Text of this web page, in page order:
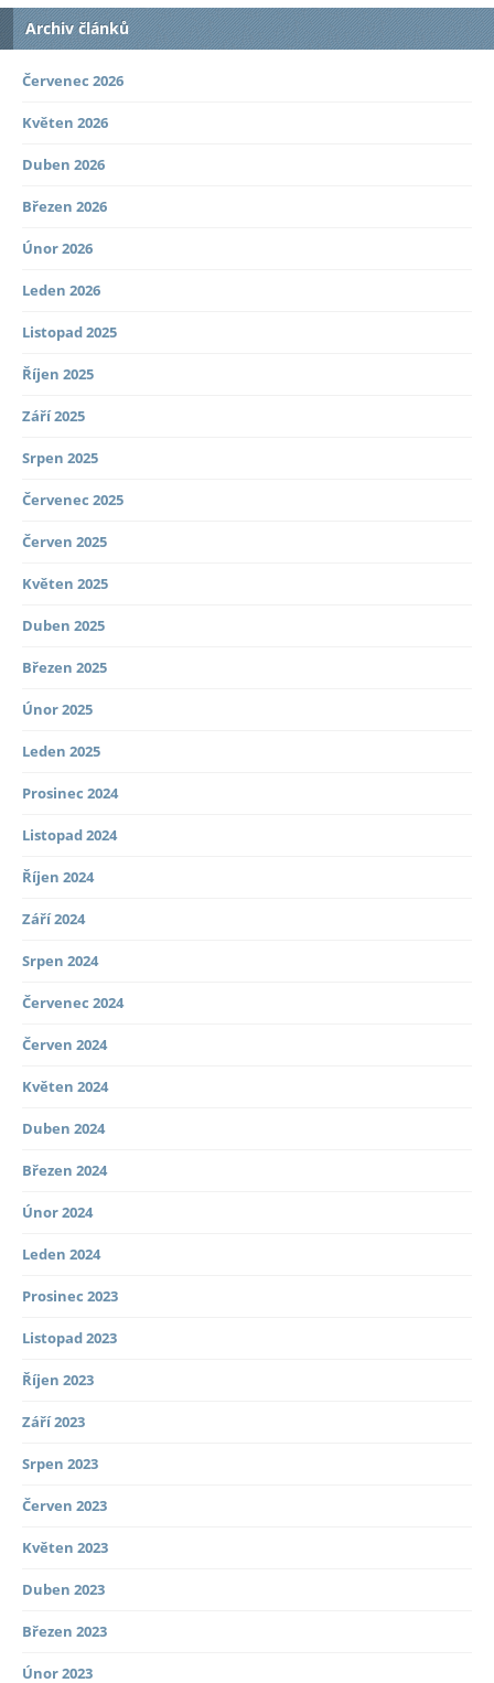
Archiv článků
Červenec 2026
Květen 2026
Duben 2026
Březen 2026
Únor 2026
Leden 2026
Listopad 2025
Říjen 2025
Září 2025
Srpen 2025
Červenec 2025
Červen 2025
Květen 2025
Duben 2025
Březen 2025
Únor 2025
Leden 2025
Prosinec 2024
Listopad 2024
Říjen 2024
Září 2024
Srpen 2024
Červenec 2024
Červen 2024
Květen 2024
Duben 2024
Březen 2024
Únor 2024
Leden 2024
Prosinec 2023
Listopad 2023
Říjen 2023
Září 2023
Srpen 2023
Červen 2023
Květen 2023
Duben 2023
Březen 2023
Únor 2023